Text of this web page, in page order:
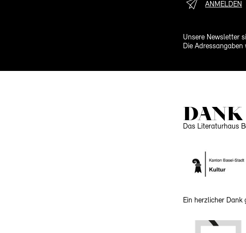
ANMELDEN
Unsere Newsletter
Die
DANK
Das Literaturhaus
Ein herzlicher